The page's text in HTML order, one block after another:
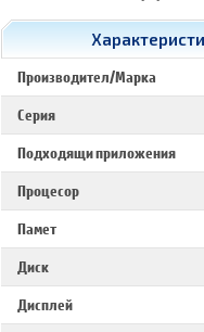
Производител/Марка
Серия
Подходящи приложения
Процесор
Памет
Диск
Дисплей